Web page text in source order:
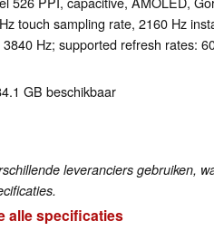
touch sampling rate, 2160 Hz
Hz; supported refresh rates:
GB beschikbaar
leveranciers gebruiken,
alle specificaties